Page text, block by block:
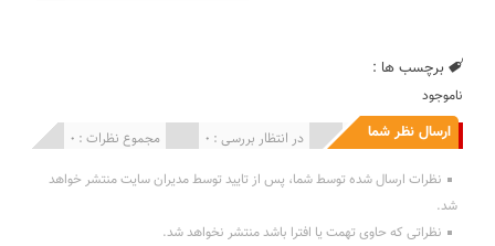
برچسب ها :
ناموجود
ارسال نظر شما مجموع نظرات : 0 در انتظار بررسی : 0 انتشار یافته : 0
نظرات ارسال شده توسط شما، پس از تایید توسط مدیران سایت منتشر خواهد
شد.
نظراتی که حاوی تهمت یا افترا باشد منتشر نخواهد شد.